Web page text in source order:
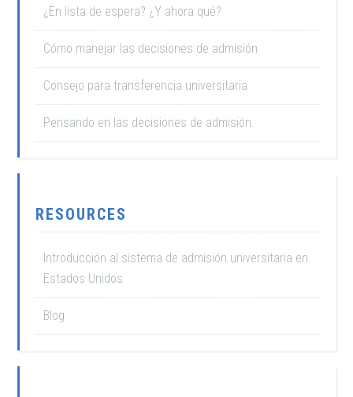
¿En lista de espera? ¿Y ahora qué?
Cómo manejar las decisiones de admisión
Consejo para transferencia universitaria
Pensando en las decisiones de admisión.
RESOURCES
Introducción al sistema de admisión universitaria en
Estados Unidos
Blog